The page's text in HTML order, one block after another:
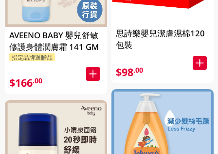
AVEENO BABY 嬰兒舒敏
修護身體潤膚霜 141 GM
指定品牌送贈品
$166.00
思詩樂嬰兒潔膚濕棉120
包裝
$98.00